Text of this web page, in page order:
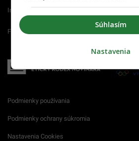
Interez.sk Emefka.sk
Femm.sk
Podmienky používania
Podmienky ochrany súkromia
Nastavenia Cookies
Súhlasím
Nastavenia